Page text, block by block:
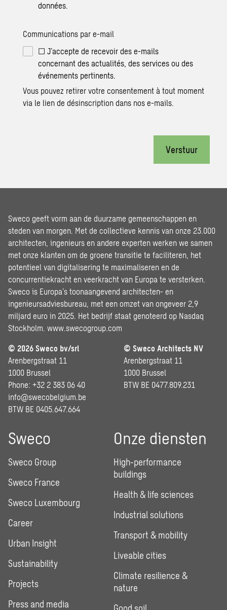
données.
Communications par e-mail
☐ J’accepte de recevoir des e-mails
concernant des actualités, des services ou des
événements pertinents.
Vous pouvez retirer votre consentement à tout moment
via le lien de désinscription dans nos e-mails.
Verstuur
Sweco geeft vorm aan de duurzame gemeenschappen en
steden van morgen. Met de collectieve kennis van onze 23.000
architecten, ingenieurs en andere experten werken we samen
met onze klanten om de groene transitie te faciliteren, het
potentieel van digitalisering te maximaliseren en de
concurrentiekracht en veerkracht van Europa te versterken.
Sweco is Europa’s toonaangevend architecten- en
ingenieursadviesbureau, met een omzet van ongeveer 2,9
miljard euro in 2025. Het bedrijf staat genoteerd op Nasdaq
Stockholm. www.swecogroup.com
© 2026 Sweco bv/srl
Arenbergstraat 11
1000 Brussel
Phone: +32 2 383 06 40
info@swecobelgium.be
BTW BE 0405.647.664
© Sweco Architects NV
Arenbergstraat 11
1000 Brussel
BTW BE 0477.809.231
Sweco
Sweco Group
Sweco France
Sweco Luxembourg
Career
Urban Insight
Sustainability
Projects
Press and media
Onze diensten
High-performance
buildings
Health & life sciences
Industrial solutions
Transport & mobility
Liveable cities
Climate resilience &
nature